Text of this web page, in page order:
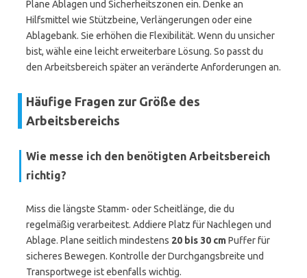
Plane Ablagen und Sicherheitszonen ein. Denke an
Hilfsmittel wie Stützbeine, Verlängerungen oder eine
Ablagebank. Sie erhöhen die Flexibilität. Wenn du unsicher
bist, wähle eine leicht erweiterbare Lösung. So passt du
den Arbeitsbereich später an veränderte Anforderungen an.
Häufige Fragen zur Größe des
Arbeitsbereichs
Wie messe ich den benötigten Arbeitsbereich
richtig?
Miss die längste Stamm- oder Scheitlänge, die du
regelmäßig verarbeitest. Addiere Platz für Nachlegen und
Ablage. Plane seitlich mindestens 20 bis 30 cmPuffer für
sicheres Bewegen. Kontrolle der Durchgangsbreite und
Transportwege ist ebenfalls wichtig.